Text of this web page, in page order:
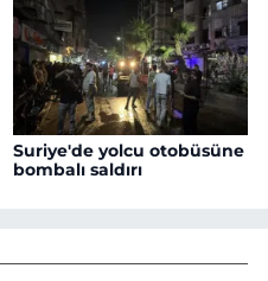
Suriye'de yolcu otobüsüne
bombalı saldırı